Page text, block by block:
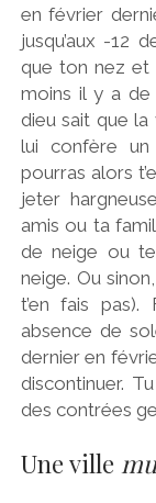
en février
jusqu’aux -12
que ton nez et
moins il y a de
dieu sait que la
lui confère
pourras alors
jeter
amis ou ta
de neige ou
neige. Ou
t’en fais
absence de
dernier en
discontinuer.
des contrées
Une ville